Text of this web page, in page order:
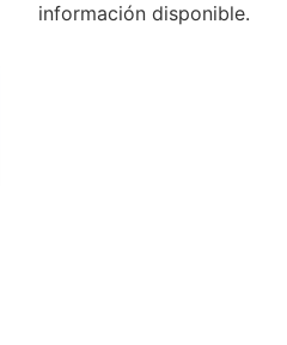
información disponible.